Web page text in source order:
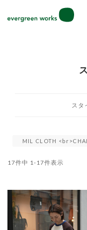
2027年ご入
MIL CLOTH
17件中 1-17件表示